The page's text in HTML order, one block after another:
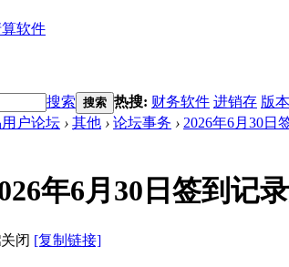
软件
搜索 搜索 热搜: 财务软件 进销存 版
户论坛 › 其他 › 论坛事务 › 2026年6月30日
年6月30日签到记
[复制链接]